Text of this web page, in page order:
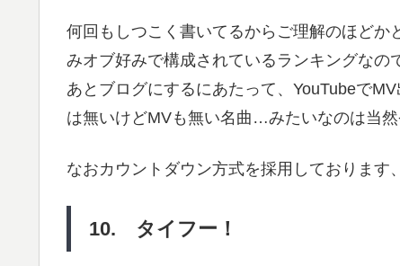
何回もしつこく書いてるからご理解のほど
みオブ好みで構成されているランキングな
あとブログにするにあたって、YouTubeで
は無いけどMVも無い名曲…みたいなのは当
なおカウントダウン方式を採用しております
10. タイフー！